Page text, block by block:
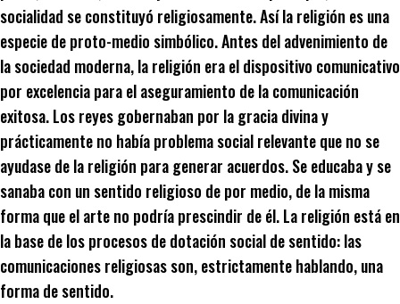
socialidad se constituyó religiosamente. Así la religión es una
especie de proto-medio simbólico. Antes del advenimiento de
la sociedad moderna, la religión era el dispositivo comunicativo
por excelencia para el aseguramiento de la comunicación
exitosa. Los reyes gobernaban por la gracia divina y
prácticamente no había problema social relevante que no se
ayudase de la religión para generar acuerdos. Se educaba y se
sanaba con un sentido religioso de por medio, de la misma
forma que el arte no podría prescindir de él. La religión está en
la base de los procesos de dotación social de sentido: las
comunicaciones religiosas son, estrictamente hablando, una
forma de sentido.